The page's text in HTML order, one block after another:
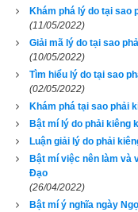
Ý nghĩa tốt xấu ngày
theo can chi của GS
cát thần, chủ điều hay,
Do đó ngày Kim
trong những công
công xây dựng, ngày
cửa hàng (chi nhánh,
hợp đồng (mua nhà
táng, cúng tế, xuất
Khám phá lý do tại sao
(11/05/2022)
Giải mã lý do tại sao
(10/05/2022)
Tìm hiểu lý do tại sao
(02/05/2022)
Khám phá tại sao phải
Bật mí lý do phải kiêng
Luận giải lý do phải
Bật mí việc nên làm và
Đạo
(26/04/2022)
Bật mí ý nghĩa ngày